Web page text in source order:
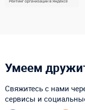
Умеем
Свяжитесь с нами
сервисы и